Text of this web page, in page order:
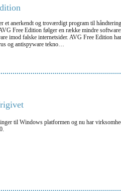
et anerkendt og troværdigt program til
Free Edition følger en række mindre
imod falske internetsider. AVG Free Edition
og antispyware tekno…
til Windows platformen og nu har